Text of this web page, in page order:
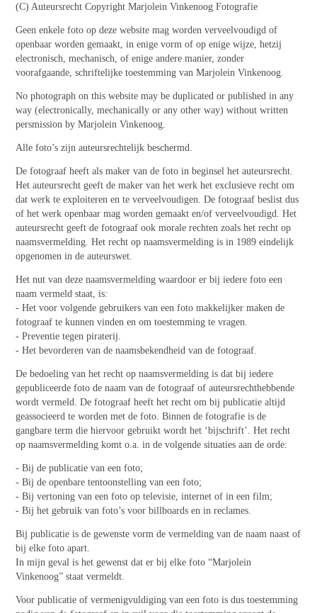
(C) Auteursrecht Copyright Marjolein Vinkenoog Fotografie
Geen enkele foto op deze website mag worden verveelvoudigd of
openbaar worden gemaakt, in enige vorm of op enige wijze, hetzij
electronisch, mechanisch, of enige andere manier, zonder
voorafgaande, schriftelijke toestemming van Marjolein Vinkenoog.
No photograph on this website may be duplicated or published in any
way (electronically, mechanically or any other way) without written
persmission by Marjolein Vinkenoog.
Alle foto’s zijn auteursrechtelijk beschermd.
De fotograaf heeft als maker van de foto in beginsel het auteursrecht.
Het auteursrecht geeft de maker van het werk het exclusieve recht om
dat werk te exploiteren en te verveelvoudigen. De fotograaf beslist dus
of het werk openbaar mag worden gemaakt en/of verveelvoudigd. Het
auteursrecht geeft de fotograaf ook morale rechten zoals het recht op
naamsvermelding. Het recht op naamsvermelding is in 1989 eindelijk
opgenomen in de auteurswet.
Het nut van deze naamsvermelding waardoor er bij iedere foto een
naam vermeld staat, is:
- Het voor volgende gebruikers van een foto makkelijker maken de
fotograaf te kunnen vinden en om toestemming te vragen.
- Preventie tegen piraterij.
- Het bevorderen van de naamsbekendheid van de fotograaf.
De bedoeling van het recht op naamsvermelding is dat bij iedere
gepubliceerde foto de naam van de fotograaf of auteursrechthebbende
wordt vermeld. De fotograaf heeft het recht om bij publicatie altijd
geassocieerd te worden met de foto. Binnen de fotografie is de
gangbare term die hiervoor gebruikt wordt het ‘bijschrift’. Het recht
op naamsvermelding komt o.a. in de volgende situaties aan de orde:
- Bij de publicatie van een foto;
- Bij de openbare tentoonstelling van een foto;
- Bij vertoning van een foto op televisie, internet of in een film;
- Bij het gebruik van foto’s voor billboards en in reclames.
Bij publicatie is de gewenste vorm de vermelding van de naam naast of
bij elke foto apart.
In mijn geval is het gewenst dat er bij elke foto “Marjolein
Vinkenoog” staat vermeldt.
Voor publicatie of vermenigvuldiging van een foto is dus toestemming